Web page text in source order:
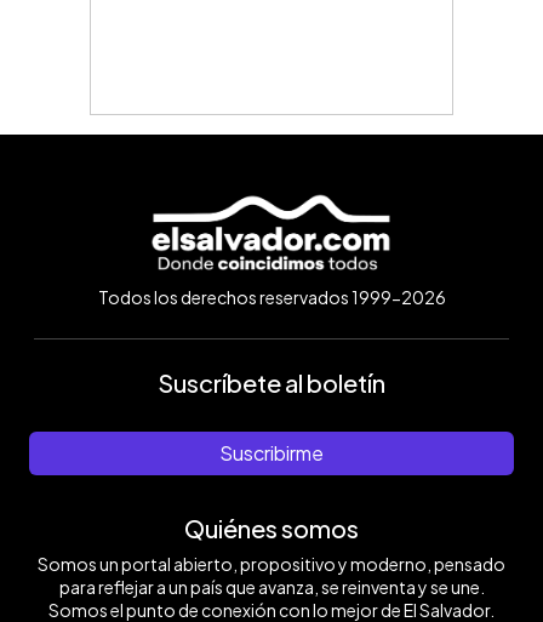
Todos los derechos reservados 1999-2026
Suscríbete al boletín
Suscribirme
Quiénes somos
Somos un portal abierto, propositivo y moderno, pensado
para reflejar a un país que avanza, se reinventa y se une.
Somos el punto de conexión con lo mejor de El Salvador.